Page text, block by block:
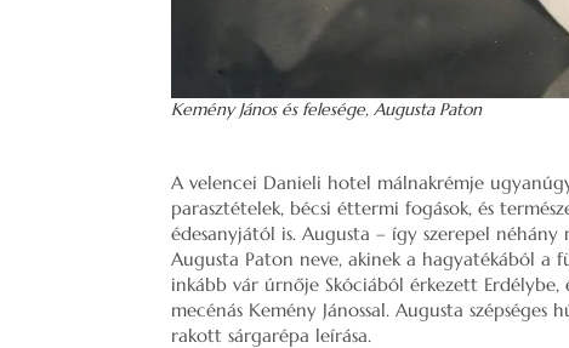
Kemény János és felesége, Augusta Paton
A velencei Danieli hotel málnakrémje
parasztételek, bécsi éttermi fogások, és
édesanyjától is. Augusta – így szerepel
Augusta Paton neve, akinek a hagyatékából a
inkább vár úrnője Skóciából érkezett
mecénás Kemény Jánossal. Augusta
rakott sárgarépa leírása.